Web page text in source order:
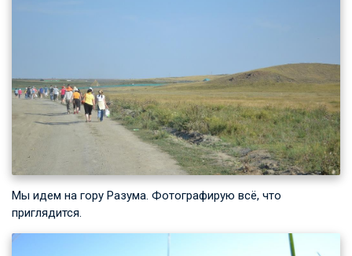
Мы идем на гору Разума. Фотографирую всё, что
приглядится.